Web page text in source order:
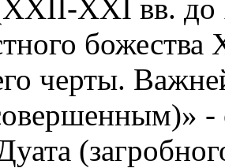
XXI вв. до
божества
черты.
-